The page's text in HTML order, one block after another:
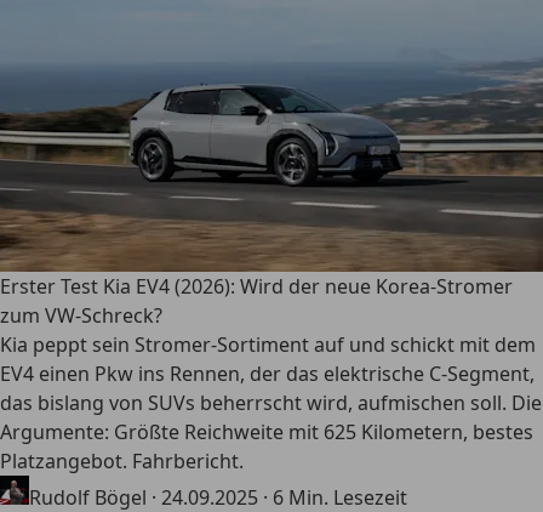
Erster Test Kia EV4 (2026): Wird der neue Korea-Stromer
zum VW-Schreck?
Kia peppt sein Stromer-Sortiment auf und schickt mit dem
EV4 einen Pkw ins Rennen, der das elektrische C-Segment,
das bislang von SUVs beherrscht wird, aufmischen soll. Die
Argumente: Größte Reichweite mit 625 Kilometern, bestes
Platzangebot. Fahrbericht.
Rudolf Bögel · 24.09.2025 · 6 Min. Lesezeit